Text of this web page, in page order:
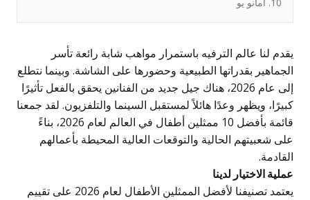
لنا عالم الترفيه باستمرار مواهب شابة رائعة تأسر
بقدراتها الطبيعية وحضورها على الشاشة. وبينما نتطلع
إلى عام 2026، هناك جيل جديد من الفنانين يحقق بالفعل تأثيرًا
ويظهر وعدًا هائلاً لمستقبل السينما والتلفزيون. لقد جمعنا
قائمة بأفضل 10 ممثلين أطفال في العالم لعام 2026، بناءً
شعبيتهم الحالية والتوقعات العالية المحيطة بأعمالهم
الاختيار لدينا
يعتمد تصنيفنا لأفضل الممثلين الأطفال لعام 2026 على تقييم